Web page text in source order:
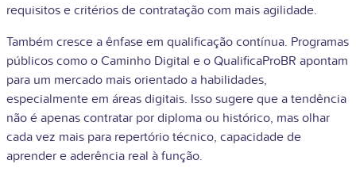
requisitos e critérios de contratação com mais agilidade.
Também cresce a ênfase em qualificação contínua. Programas
públicos como o Caminho Digital e o QualificaProBR apontam
para um mercado mais orientado a habilidades,
especialmente em áreas digitais. Isso sugere que a tendência
não é apenas contratar por diploma ou histórico, mas olhar
cada vez mais para repertório técnico, capacidade de
aprender e aderência real à função.